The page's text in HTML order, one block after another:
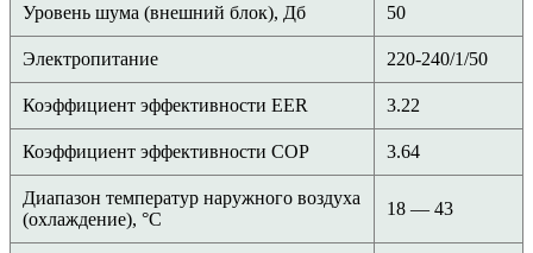
Уровень шума (внешний блок), Дб 50
Электропитание 220-240/1/50
Коэффициент эффективности EER 3.22
Коэффициент эффективности COP 3.64
Диапазон температур наружного воздуха
(охлаждение), °C
18 — 43